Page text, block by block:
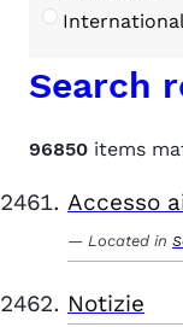
Search
96850 items
Accesso
Located in
Notizie